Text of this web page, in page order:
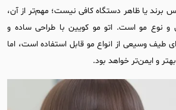
برند یا ظاهر دستگاه کافی نیست؛ مهم‌تر از آن،
نوع مو است. اتو مو کویین با طراحی ساده و
طیف وسیعی از انواع مو قابل استفاده است، اما
و ایمن‌تر خواهد بود.